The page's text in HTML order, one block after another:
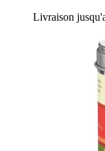
Livraison